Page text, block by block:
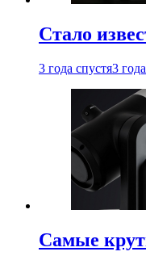
Стало
3 года спустя3
Самые